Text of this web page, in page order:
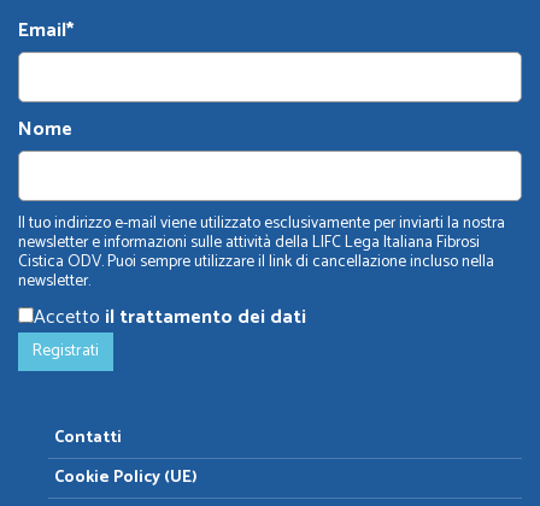
Email*
Nome
Il tuo indirizzo e-mail viene utilizzato esclusivamente per inviarti la nostra
newsletter e informazioni sulle attività della LIFC Lega Italiana Fibrosi
Cistica ODV. Puoi sempre utilizzare il link di cancellazione incluso nella
newsletter.
Accetto il trattamento dei dati
Contatti
Cookie Policy (UE)